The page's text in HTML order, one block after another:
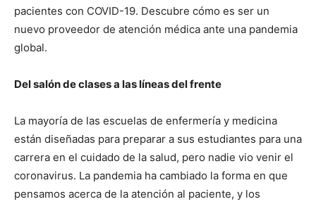
pacientes con COVID-19. Descubre cómo es ser un
nuevo proveedor de atención médica ante una pandemia
global.
Del salón de clases a las líneas del frente
La mayoría de las escuelas de enfermería y medicina
están diseñadas para preparar a sus estudiantes para una
carrera en el cuidado de la salud, pero nadie vio venir el
coronavirus. La pandemia ha cambiado la forma en que
pensamos acerca de la atención al paciente, y los